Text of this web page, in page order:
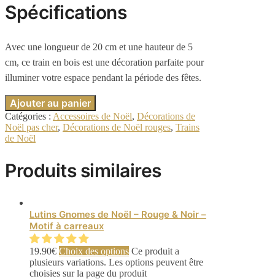
Spécifications
Avec une longueur de 20 cm et une hauteur de 5
cm, ce train en bois est une décoration parfaite pour
illuminer votre espace pendant la période des fêtes.
Ajouter au panier
Catégories : Accessoires de Noël, Décorations de
Noël pas cher, Décorations de Noël rouges, Trains
de Noël
Produits similaires
Lutins Gnomes de Noël – Rouge & Noir –
Motif à carreaux
19.90€ Choix des options Ce produit a
plusieurs variations. Les options peuvent être
choisies sur la page du produit